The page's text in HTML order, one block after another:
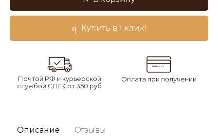
Купить в 1 клик!
Почтой РФ и курьерской
службой СДЕК от 350 руб
Оплата при получении
Описание Отзывы